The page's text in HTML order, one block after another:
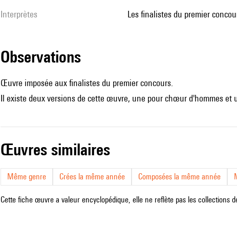
interprètes les finalistes du premier
observations
Œuvre imposée aux finalistes du premier concours.
Il existe deux versions de cette œuvre, une pour chœur d'hommes et
œuvres similaires
Même genre Crées la même année Composées la même année
Cette fiche œuvre a valeur encyclopédique, elle ne reflète pas les collections